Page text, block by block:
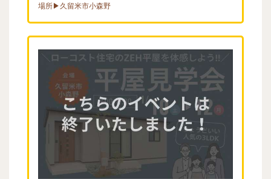
場所▶久留米市小森野